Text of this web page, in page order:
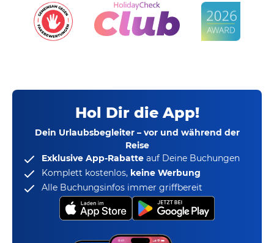
Hol Dir die App!
Dein Urlaubsbegleiter – vor und während der
Reise
Exklusive App-Rabatte auf Deine Buchungen
Komplett kostenlos, keine Werbung
Alle Buchungsinfos immer griffbereit